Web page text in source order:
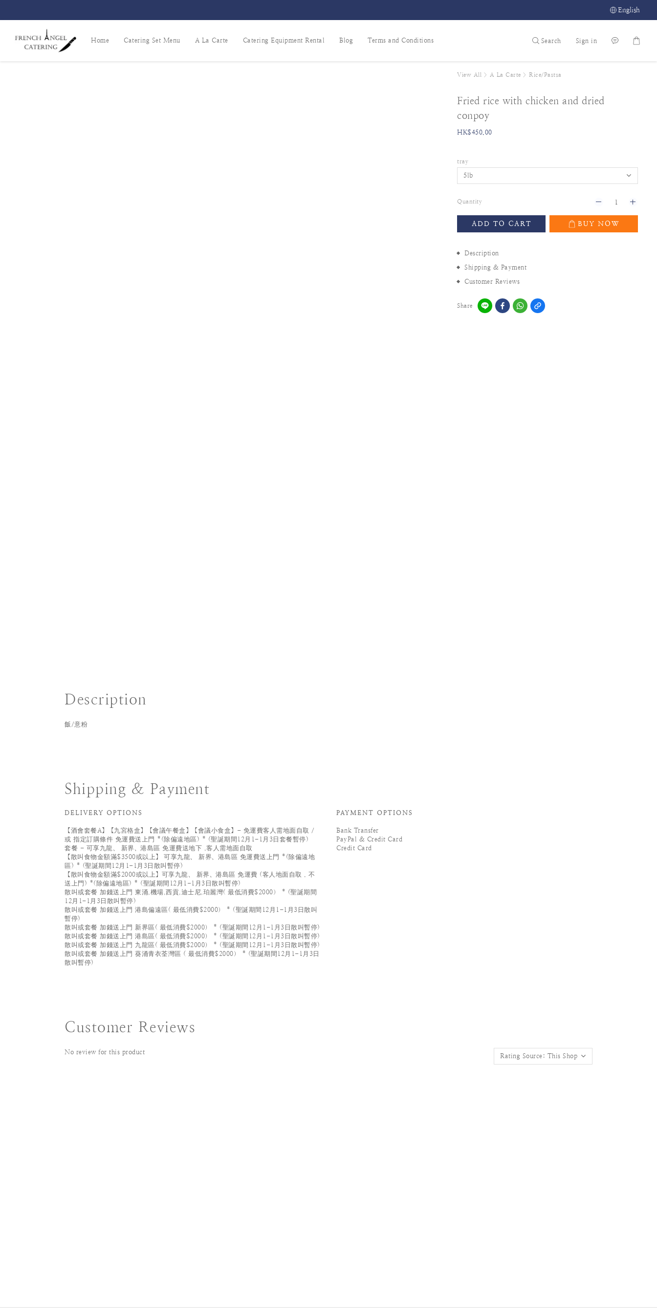
English
Home Catering Set Menu A La Carte Catering Equipment Rental Blog Terms and Conditions Search Sign in
View All > A La Carte > Rice/Pastsa
Fried rice with chicken and dried
conpoy
HK$450.00
tray
Quantity
ADD TO CART BUY NOW
Description
Shipping & Payment
Customer Reviews
Share
Description
飯/意粉
Shipping & Payment
DELIVERY OPTIONS
【酒會套餐A】【九宮格盒】【會議午餐盒】【會議小食盒】- 免運費客人需地面自取 /
或 指定訂購條件 免運費送上門 *(除偏遠地區) * (聖誕期間12月1-1月3日套餐暫停)
套餐 - 可享九龍、 新界、港島區 免運費送地下 ,客人需地面自取
【散叫食物金額滿$3500或以上】 可享九龍、 新界、港島區 免運費送上門 *(除偏遠地
區) * (聖誕期間12月1-1月3日散叫暫停)
【散叫食物金額滿$2000或以上】可享九龍、 新界、港島區 免運費 (客人地面自取 , 不
送上門) *(除偏遠地區) * (聖誕期間12月1-1月3日散叫暫停)
散叫或套餐 加錢送上門 東涌,機場,西貢,迪士尼,珀麗灣( 最低消費$2000） * (聖誕期間
12月1-1月3日散叫暫停)
散叫或套餐 加錢送上門 港島偏遠區( 最低消費$2000） * (聖誕期間12月1-1月3日散叫
暫停)
散叫或套餐 加錢送上門 新界區( 最低消費$2000） * (聖誕期間12月1-1月3日散叫暫停)
散叫或套餐 加錢送上門 港島區( 最低消費$2000） * (聖誕期間12月1-1月3日散叫暫停)
散叫或套餐 加錢送上門 九龍區( 最低消費$2000） * (聖誕期間12月1-1月3日散叫暫停)
散叫或套餐 加錢送上門 葵涌青衣荃灣區 ( 最低消費$2000） * (聖誕期間12月1-1月3日
散叫暫停)
PAYMENT OPTIONS
Bank Transfer
PayPal & Credit Card
Credit Card
Customer Reviews
No review for this product